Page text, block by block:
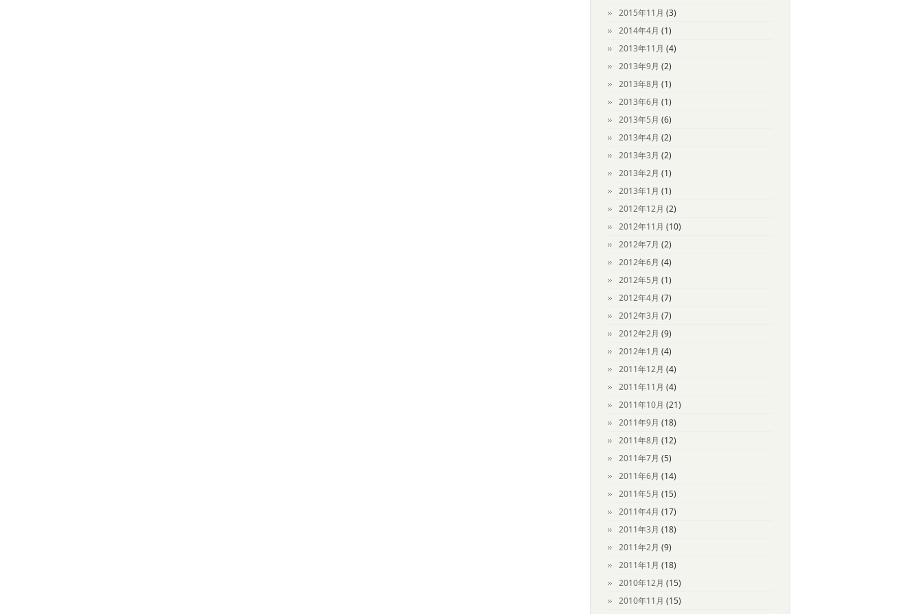
2015年11月 (3)
2014年4月 (1)
2013年11月 (4)
2013年9月 (2)
2013年8月 (1)
2013年6月 (1)
2013年5月 (6)
2013年4月 (2)
2013年3月 (2)
2013年2月 (1)
2013年1月 (1)
2012年12月 (2)
2012年11月 (10)
2012年7月 (2)
2012年6月 (4)
2012年5月 (1)
2012年4月 (7)
2012年3月 (7)
2012年2月 (9)
2012年1月 (4)
2011年12月 (4)
2011年11月 (4)
2011年10月 (21)
2011年9月 (18)
2011年8月 (12)
2011年7月 (5)
2011年6月 (14)
2011年5月 (15)
2011年4月 (17)
2011年3月 (18)
2011年2月 (9)
2011年1月 (18)
2010年12月 (15)
2010年11月 (15)